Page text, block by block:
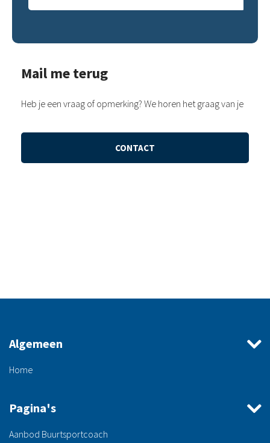
Mail me terug
Heb je een vraag of opmerking? We horen het graag van je
CONTACT
Algemeen
Home
Pagina's
Aanbod Buurtsportcoach